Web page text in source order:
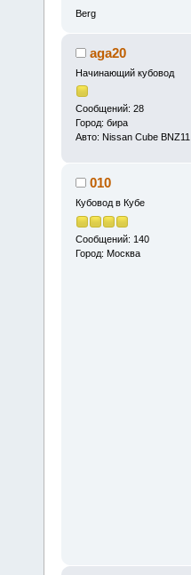
Berg
aga20
Начинающий кубовод
Сообщений: 28
Город: бира
Авто: Nissan Cube BNZ11
010
Кубовод в Кубе
Сообщений: 140
Город: Москва